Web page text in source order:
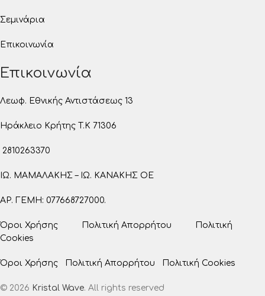
Σεμινάρια
Επικοινωνία
Επικοινωνία
Λεωφ. Εθνικής Αντιστάσεως 13
Ηράκλειο Κρήτης T.K 71306
2810263370
ΙΩ. ΜΑΜΑΛΑΚΗΣ – ΙΩ. ΚΑΝΑΚΗΣ ΟΕ
ΑΡ. ΓΕΜΗ: 077668727000.
Όροι Χρήσης Πολιτική Απορρήτου Πολιτική
Cookies
Όροι Χρήσης Πολιτική Απορρήτου Πολιτική Cookies
© 2026 Kristal Wave. All rights reserved